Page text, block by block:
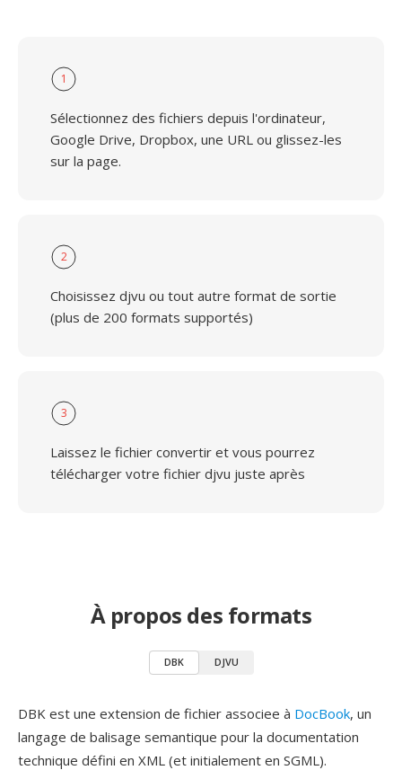
1
Sélectionnez des fichiers depuis l'ordinateur,
Google Drive, Dropbox, une URL ou glissez-les
sur la page.
2
Choisissez djvu ou tout autre format de sortie
(plus de 200 formats supportés)
3
Laissez le fichier convertir et vous pourrez
télécharger votre fichier djvu juste après
À propos des formats
DBK DJVU
DBK est une extension de fichier associee à DocBook, un
langage de balisage semantique pour la documentation
technique défini en XML (et initialement en SGML).